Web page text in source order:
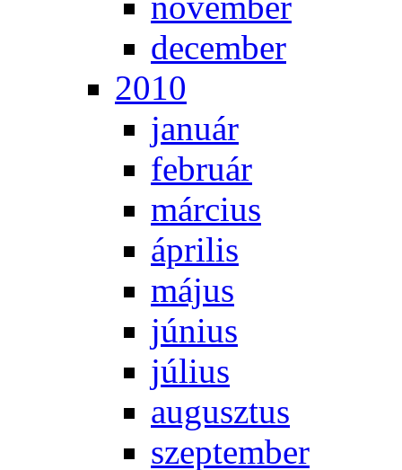
de­cem­ber
2010
ja­nu­ár
feb­ru­ár
már­ci­us
áp­ri­lis
má­jus
jú­ni­us
jú­li­us
au­gusz­tus
szep­tem­ber